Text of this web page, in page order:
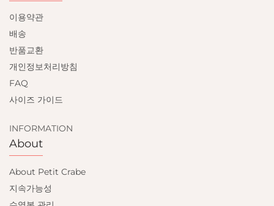
이용약관
배송
반품교환
개인정보처리방침
FAQ
사이즈 가이드
INFORMATION
About
About Petit Crabe
지속가능성